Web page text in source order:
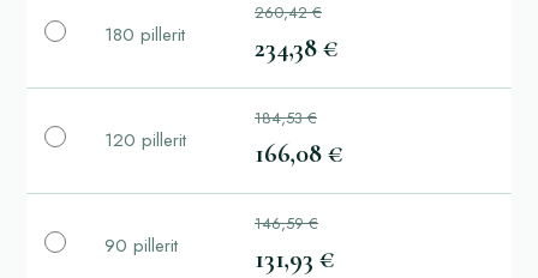
180 pillerit
260,42 €
234,38 €
120 pillerit
184,53 €
166,08 €
90 pillerit
146,59 €
131,93 €